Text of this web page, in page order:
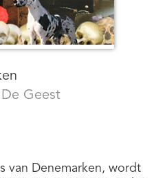
Geest
van Denemarken, wordt